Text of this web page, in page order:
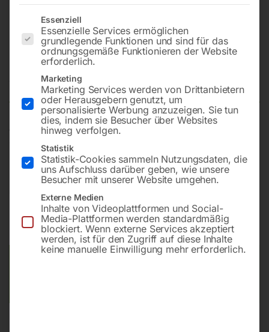
Glasmessstab Mod. KA 300/70
Verfügbarkeit:Nicht vorrätig
für digitale Positionsanzeige SINOIP53, Verfahrweg
70mm, Einbaulänge 176mm
276,00
inkl. MwSt. zzgl. Versandkosten
Lieferzeit: Auf Nachfrage
Es folgt eine Liste der Service-Gruppen, für die eine
Essenziell
Essenzielle Services ermöglichen
grundlegende Funktionen und sind für das
ordnungsgemäße Funktionieren der Website
erforderlich.
Marketing
Marketing Services werden von Drittanbietern
oder Herausgebern genutzt, um
personalisierte Werbung anzuzeigen. Sie tun
dies, indem sie Besucher über Websites
hinweg verfolgen.
Statistik
Statistik-Cookies sammeln Nutzungsdaten, die
uns Aufschluss darüber geben, wie unsere
Besucher mit unserer Website umgehen.
Externe Medien
Inhalte von Videoplattformen und Social-
Media-Plattformen werden standardmäßig
blockiert. Wenn externe Services akzeptiert
werden, ist für den Zugriff auf diese Inhalte
keine manuelle Einwilligung mehr erforderlich.